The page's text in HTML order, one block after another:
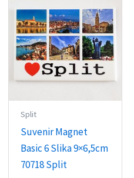
Split
Suvenir Magnet
Basic 6 Slika 9×6,5cm
70718 Split